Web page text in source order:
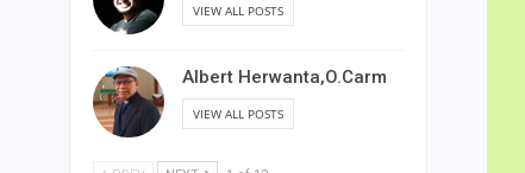
VIEW ALL POSTS
Albert Herwanta,O.Carm
VIEW ALL POSTS